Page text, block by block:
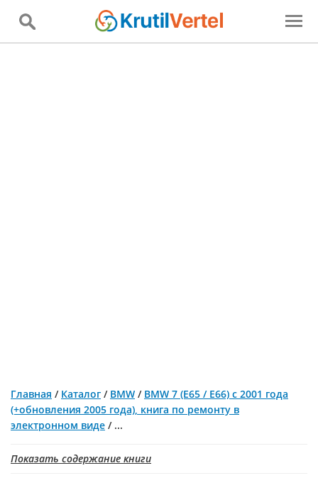
Главная / Каталог / BMW / BMW 7 (E65 / E66) с 2001 года
(+обновления 2005 года), книга по ремонту в
электронном виде / ...
Показать содержание книги